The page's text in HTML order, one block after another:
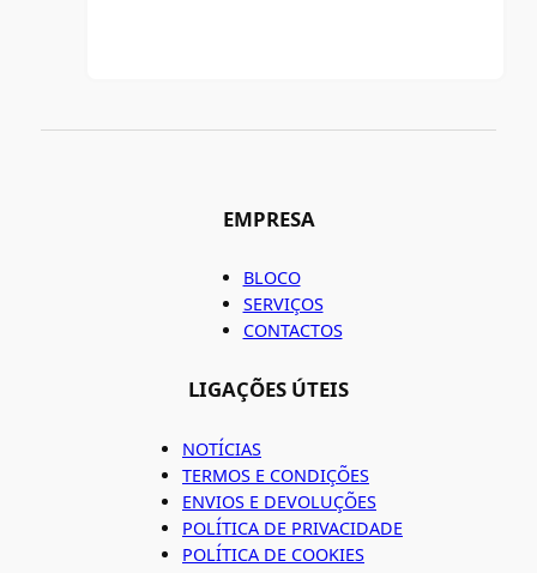
EMPRESA
BLOCO
SERVIÇOS
CONTACTOS
LIGAÇÕES ÚTEIS
NOTÍCIAS
TERMOS E CONDIÇÕES
ENVIOS E DEVOLUÇÕES
POLÍTICA DE PRIVACIDADE
POLÍTICA DE COOKIES